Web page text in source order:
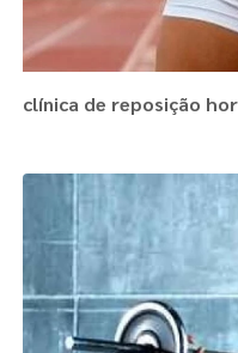
clínica de reposição